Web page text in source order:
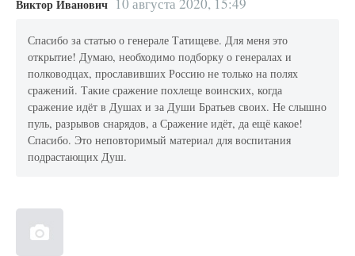
Виктор Иванович 10 августа 2020, 15:49
Спасибо за статью о генерале Татищеве. Для меня это
открытие! Думаю, необходимо подборку о генералах и
полководцах, прославивших Россию не только на полях
сражений. Такие сражение похлеще воинских, когда
сражение идёт в Душах и за Души Братьев своих. Не слышно
пуль, разрывов снарядов, а Сражение идёт, да ещё какое!
Спасибо. Это неповторимый материал для воспитания
подрастающих Душ.